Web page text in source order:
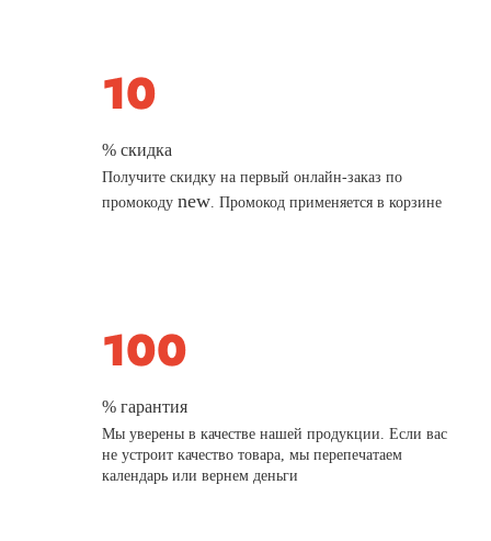
% скидка
Получите скидку на первый онлайн-заказ по
промокодуnew. Промокод применяется в корзине
% гарантия
Мы уверены в качестве нашей продукции. Если вас
не устроит качество товара, мы перепечатаем
календарь или вернем деньги